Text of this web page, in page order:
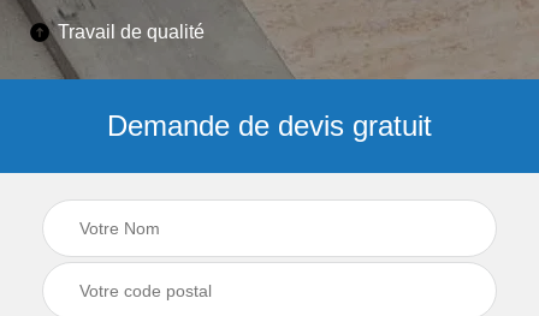
Travail de qualité
Demande de devis gratuit